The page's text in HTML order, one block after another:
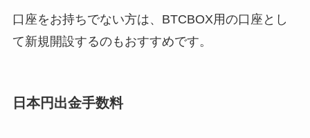
口座をお持ちでない方は、BTCBOX用の口座とし
て新規開設するのもおすすめです。
日本円出金手数料